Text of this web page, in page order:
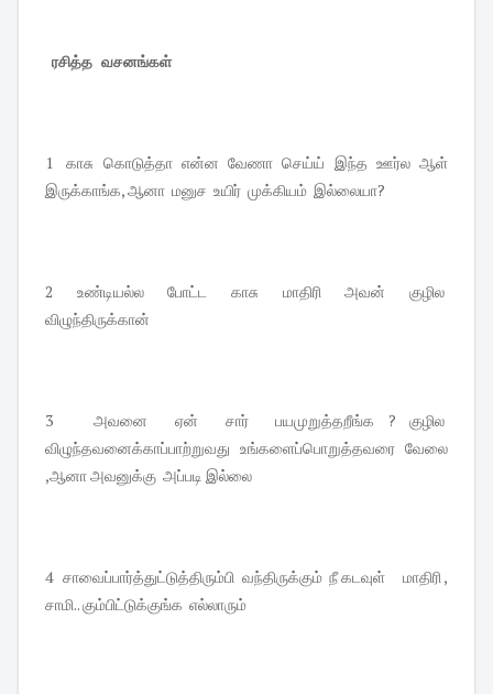
ரசித்த வசனங்கள்
1 காசு கொடுத்தா என்ன வேணா செய்ய் இந்த ஊர்ல ஆள்
இருக்காங்க, ஆனா மனுச உயிர் முக்கியம் இல்லையா?
2 உண்டியல்ல போட்ட காசு மாதிரி அவன் குழில
விழுந்திருக்கான்
3 அவனை ஏன் சார் பயமுறுத்தறீங்க ? குழில
விழுந்தவனைக்காப்பாற்றுவது உங்களைப்பொறுத்தவரை வேலை
,ஆனா அவனுக்கு அப்படி இல்லை
4 சாவைப்பார்த்துட்டுத்திரும்பி வந்திருக்கும் நீ கடவுள் மாதிரி ,
சாமி.. கும்பிட்டுக்குங்க எல்லாரும்